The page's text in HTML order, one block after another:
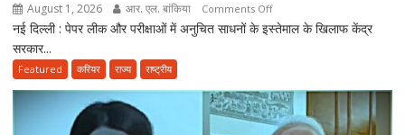
तैयार
की
August 1, 2026 आर. एल. बांकिया Comments Offon
राष्ट्रपति
एंटी-
पेपर
लीक
नई दिल्ली : पेपर लीक और परीक्षाओं में अनुचित साधनों के इस्तेमाल के खिलाफ केंद्र
सरकार...
Featured करियर राज्य राष्ट्रीय